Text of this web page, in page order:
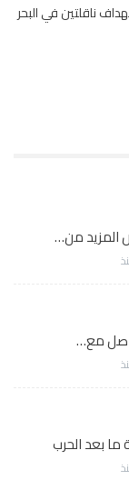
بعد استهداف ناقلتين في البحر
المزيد من…
مع…
ما بعد الحرب